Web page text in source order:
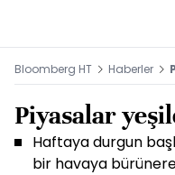
Bloomberg HT Haberler
Piyasalar
Haftaya durgun
bir havaya